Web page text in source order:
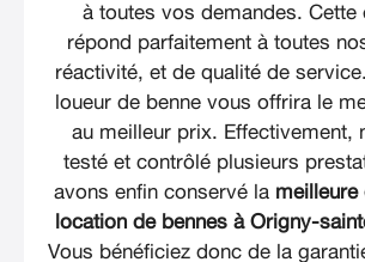
à toutes vos demandes. Cette
répond parfaitement à toutes
réactivité, et de qualité de
loueur de benne vous offrira le
au meilleur prix. Effectivement,
testé et contrôlé plusieurs
avons enfin conservé la meilleure
location de bennes à Origny-
Vous bénéficiez donc de la